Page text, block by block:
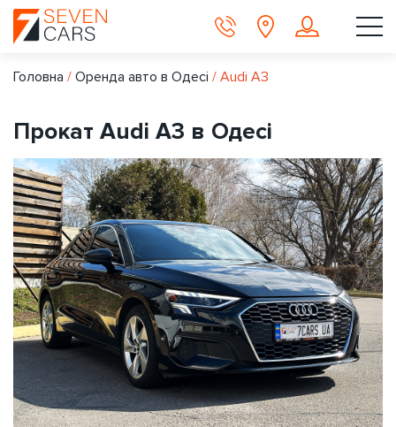
Головна / Оренда авто в Одесі / Audi A3
Прокат Audi A3 в Одесі